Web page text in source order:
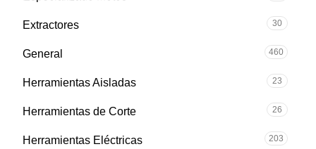
Extractores 30
General 460
Herramientas Aisladas 23
Herramientas de Corte 26
Herramientas Eléctricas 203